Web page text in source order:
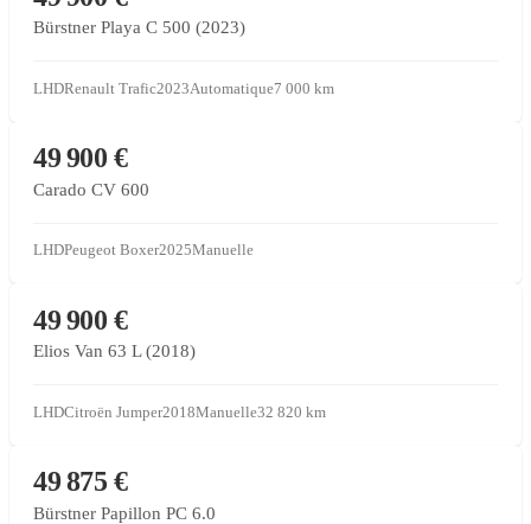
Bürstner Playa C 500 (2023)
LHDRenault Trafic2023Automatique7 000 km
CONCESSIONNAIRE PARTENAIRE
49 900 €
Carado CV 600
LHDPeugeot Boxer2025Manuelle
CONCESSIONNAIRE PARTENAIRE
49 900 €
Elios Van 63 L (2018)
LHDCitroën Jumper2018Manuelle32 820 km
CONCESSIONNAIRE PARTENAIRE
49 875 €
Bürstner Papillon PC 6.0